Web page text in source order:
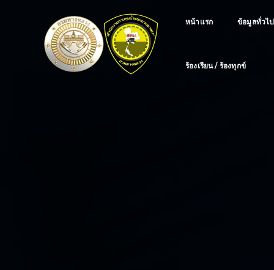
หน้าแรก ข้อมูลทั่วไป
ร้องเรียน / ร้องทุกข์